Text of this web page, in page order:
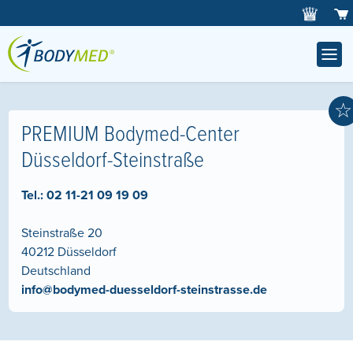
☆
PREMIUM Bodymed-Center
Düsseldorf-Steinstraße
Tel.:02 11-21 09 19 09
Steinstraße 20
40212 Düsseldorf
Deutschland
info@bodymed-duesseldorf-steinstrasse.de